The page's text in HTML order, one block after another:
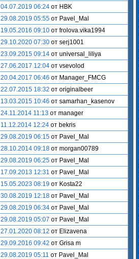
04.07.2019 06:24 от HBK
29.08.2019 05:55 от Pavel_Mal
19.05.2016 09:10 от frolova.vika1994
29.10.2020 07:30 от serj1001
23.09.2015 09:14 от universal_liliya
27.06.2017 12:04 от vsevolod
20.04.2017 06:46 от Manager_FMCG
22.07.2015 18:32 от originalbeer
13.03.2015 10:46 от samarhan_kasenov
24.11.2014 11:13 от manager
11.12.2014 12:24 от bekris
29.08.2019 06:15 от Pavel_Mal
28.10.2014 09:18 от morgan00789
29.08.2019 06:25 от Pavel_Mal
17.09.2013 12:31 от Pavel_Mal
15.05.2023 08:19 от Kosta22
30.08.2019 12:18 от Pavel_Mal
29.08.2019 06:34 от Pavel_Mal
29.08.2019 05:07 от Pavel_Mal
27.01.2020 08:12 от Elizavena
29.09.2016 09:42 от Grisa m
29.08.2019 05:11 от Pavel_Mal